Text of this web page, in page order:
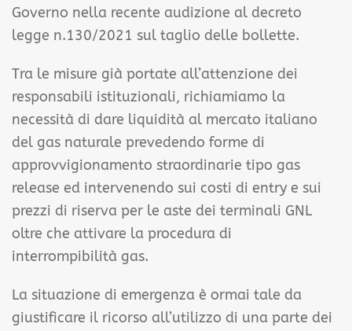
Governo nella recente audizione al decreto
legge n.130/2021 sul taglio delle bollette.
Tra le misure già portate all’attenzione dei
responsabili istituzionali, richiamiamo la
necessità di dare liquidità al mercato italiano
del gas naturale prevedendo forme di
approvvigionamento straordinarie tipo gas
release ed intervenendo sui costi di entry e sui
prezzi di riserva per le aste dei terminali GNL
oltre che attivare la procedura di
interrompibilità gas.
La situazione di emergenza è ormai tale da
giustificare il ricorso all’utilizzo di una parte dei